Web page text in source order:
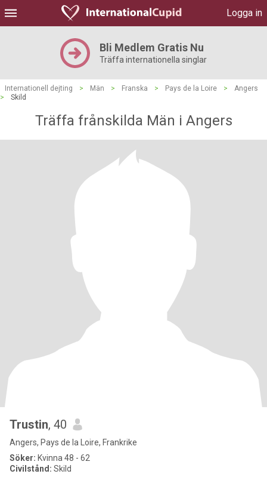
Logga in
Bli Medlem Gratis Nu
Träffa internationella singlar
Internationell dejting > Män > Franska > Pays de la Loire >
Angers
>
Skild
Träffa frånskilda Män i Angers
Trustin, 40
Angers, Pays de la Loire, Frankrike
Söker: Kvinna 48 - 62
Civilstånd: Skild